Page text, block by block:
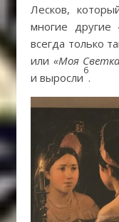
Лесков,
многие другие
всегда только
или «Моя
и выросли
6
.